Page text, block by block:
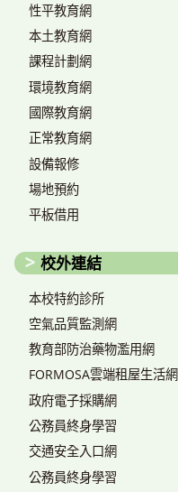
性平教育網
本土教育網
課程計劃網
環境教育網
國際教育網
正常教育網
設備報修
場地預約
平板借用
校外連結
本校特約診所
空氣品質監測網
教育部防治藥物濫用網
FORMOSA雲端租屋生活網
政府電子採購網
公務員終身學習
交通安全入口網
公務員終身學習